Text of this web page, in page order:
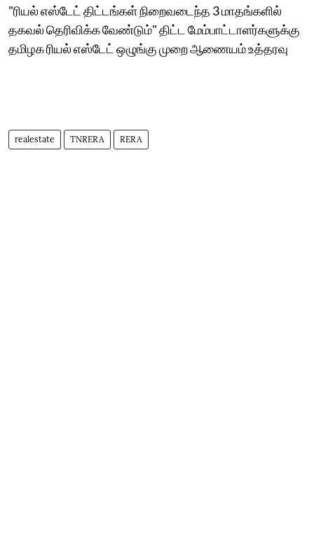
"ரியல் எஸ்டேட் திட்டங்கள் நிறைவடைந்த 3 மாதங்களில்
தகவல் தெரிவிக்க வேண்டும்" திட்ட மேம்பாட்டாளர்களுக்கு
தமிழக ரியல் எஸ்டேட் ஒழுங்கு முறை ஆணையம் உத்தரவு
realestate TNRERA RERA